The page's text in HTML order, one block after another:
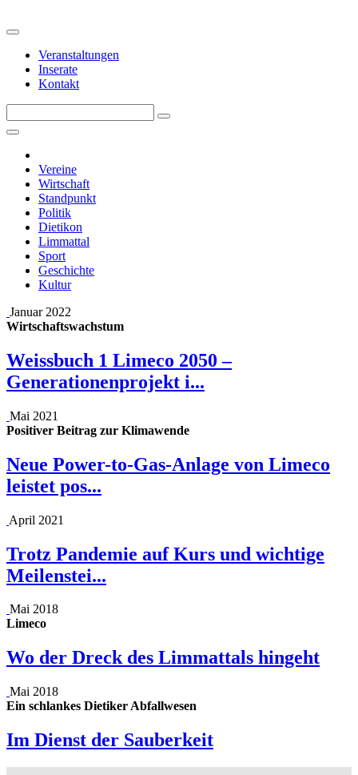
Veranstaltungen
Inserate
Kontakt
Vereine
Wirtschaft
Standpunkt
Politik
Dietikon
Limmattal
Sport
Geschichte
Kultur
Januar 2022
Wirtschaftswachstum
Weissbuch 1 Limeco 2050 –
Generationenprojekt i...
Mai 2021
Positiver Beitrag zur Klimawende
Neue Power-to-Gas-Anlage von Limeco
leistet pos...
April 2021
Trotz Pandemie auf Kurs und wichtige
Meilenstei...
Mai 2018
Limeco
Wo der Dreck des Limmattals hingeht
Mai 2018
Ein schlankes Dietiker Abfallwesen
Im Dienst der Sauberkeit